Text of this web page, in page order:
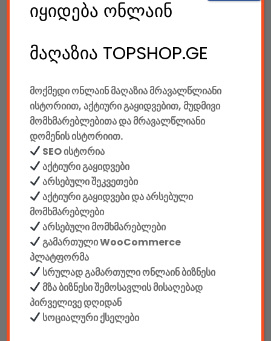
185.00GEL
Gaming Სავარძელი Defender Corsair CL-361, Red/black,PU,50mm
Gaming Სავარძელი Defender Devastator CT-365, Red/black,PU,50mm
780.00GEL
Gaming Სავარძელი Defender Dominator CM-362, Blue/black,PU,50mm
650.00GEL
Gaming Სავარძელი Defender Dominator CM-362, Red/black,PU,50mm
780.00GEL
Gaming Სავარძელი Defender Interceptor CM-363, Blue/black,PU,60mm
იყიდება ონლაინ
მაღაზია TOPSHOP.GE
მოქმედი ონლაინ მაღაზია მრავალწლიანი
ისტორიით, აქტიური გაყიდვებით, მუდმივი
მომხმარებლებითა და მრავალწლიანი
დომენის ისტორიით.
SEO ისტორია
აქტიური გაყიდვები
არსებული შეკვეთები
აქტიური გაყიდვები და არსებული
მომხმარებლები
არსებული მომხმარებლები
გამართული WooCommerce
პლატფორმა
სრულად გამართული ონლაინ ბიზნესი
მზა ბიზნესი შემოსავლის მისაღებად
პირველივე დღიდან
სოციალური ქსელები